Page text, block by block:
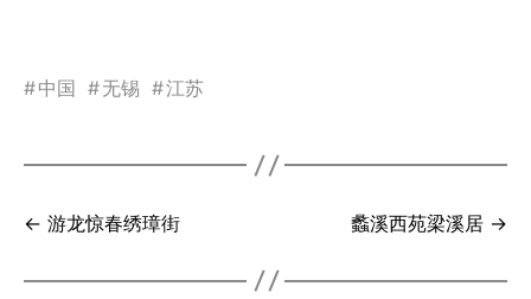
#中国 #无锡 #江苏
← 游龙惊春绣璋街 蠡溪西苑梁溪居 →